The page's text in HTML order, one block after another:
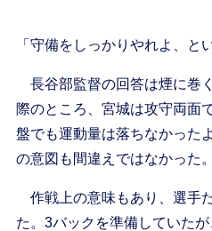
「守備をしっかりやれよ、と
長谷部監督の回答は煙に巻
際のところ、宮城は攻守両面
盤でも運動量は落ちなかった
の意図も間違えではなかった。
作戦上の意味もあり、選手
た。3バックを準備していた